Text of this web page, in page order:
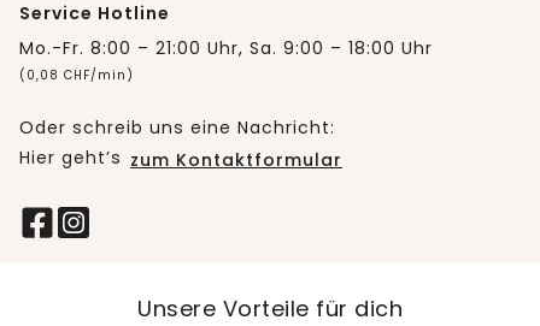
Service Hotline
Mo.-Fr. 8:00 – 21:00 Uhr, Sa. 9:00 – 18:00 Uhr
(0,08 CHF/min)
Oder schreib uns eine Nachricht:
Hier geht’s zum Kontaktformular
Unsere Vorteile für dich